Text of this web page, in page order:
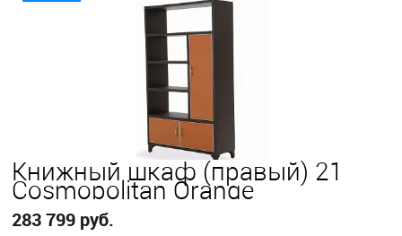
Книжный шкаф (правый) 21
Cosmopolitan Orange
283 799 руб.